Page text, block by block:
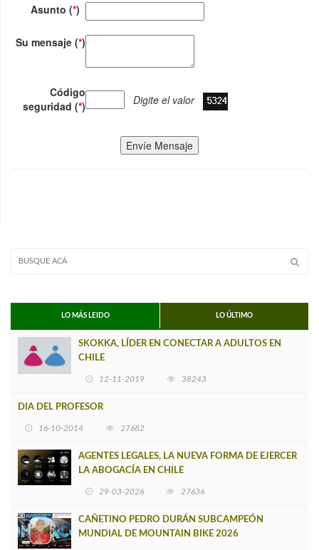
Asunto (*)
Su mensaje (*)
Código
seguridad (*) Digite el valor
Envíe Mensaje
LO MÁS LEIDO LO ÚLTIMO
SKOKKA, LÍDER EN CONECTAR A ADULTOS EN
CHILE
12-11-2019 38243
DIA DEL PROFESOR
16-10-2014 27682
AGENTES LEGALES, LA NUEVA FORMA DE EJERCER
LA ABOGACÍA EN CHILE
29-03-2026 27636
CAÑETINO PEDRO DURÁN SUBCAMPEÓN
MUNDIAL DE MOUNTAIN BIKE 2026